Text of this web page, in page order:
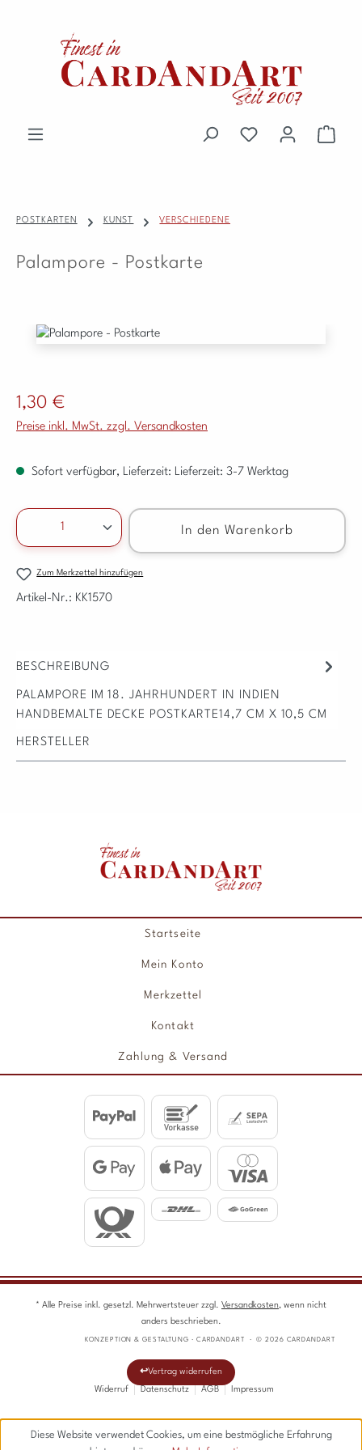
Du hast 0 Produkte
POSTKARTEN KUNST VERSCHIEDENE
Palampore - Postkarte
Bildergalerie überspringen
Regulärer Preis:
1,30 €
Preise inkl. MwSt. zzgl. Versandkosten
Sofort verfügbar, Lieferzeit: Lieferzeit: 3-7 Werktag
Produkt Anzahl: Gib den gewünschten Wert ein
In den Warenkorb
Zum Merkzettel hinzufügen
Artikel-Nr.: KK1570
BESCHREIBUNG
PALAMPORE IM 18. JAHRHUNDERT IN INDIEN
HANDBEMALTE DECKE POSTKARTE14,7 CM X 10,5 CM
HERSTELLER
Startseite
Mein Konto
Merkzettel
Kontakt
Zahlung & Versand
* Alle Preise inkl. gesetzl. Mehrwertsteuer zzgl. Versandkosten, wenn nicht
anders beschrieben.
KONZEPTION & GESTALTUNG · CARDANDART · © 2026 CARDANDART
Vertrag widerrufen
Widerruf
Datenschutz AGB Impressum
Diese Website verwendet Cookies, um eine bestmögliche Erfahrung